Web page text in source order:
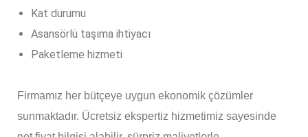
Kat durumu
Asansörlü taşıma ihtiyacı
Paketleme hizmeti
Firmamız her bütçeye uygun ekonomik çözümler
sunmaktadır. Ücretsiz ekspertiz hizmetimiz sayesinde